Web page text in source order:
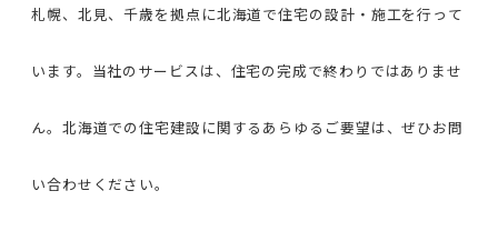
札幌、北見、千歳を拠点に北海道で住宅の設計・施工を行って
います。当社のサービスは、住宅の完成で終わりではありませ
ん。北海道での住宅建設に関するあらゆるご要望は、ぜひお問
い合わせください。